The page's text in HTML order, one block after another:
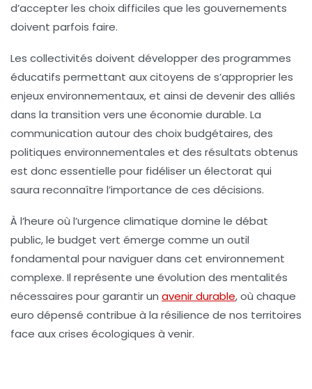
d’accepter les choix difficiles que les gouvernements
doivent parfois faire.
Les collectivités doivent développer des programmes
éducatifs permettant aux citoyens de s’approprier les
enjeux environnementaux, et ainsi de devenir des alliés
dans la transition vers une économie durable. La
communication autour des choix budgétaires, des
politiques environnementales et des résultats obtenus
est donc essentielle pour fidéliser un électorat qui
saura reconnaître l’importance de ces décisions.
À l’heure où l’urgence climatique domine le débat
public, le budget vert émerge comme un outil
fondamental pour naviguer dans cet environnement
complexe. Il représente une évolution des mentalités
nécessaires pour garantir un avenir durable, où chaque
euro dépensé contribue à la résilience de nos territoires
face aux crises écologiques à venir.